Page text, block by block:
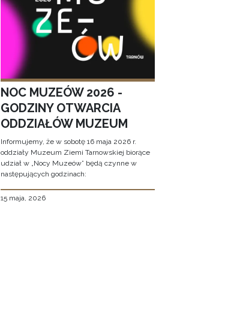
NOC MUZEÓW 2026 -
GODZINY OTWARCIA
ODDZIAŁÓW MUZEUM
Informujemy, że w sobotę 16 maja 2026 r.
oddziały Muzeum Ziemi Tarnowskiej biorące
udział w „Nocy Muzeów” będą czynne w
następujących godzinach:
15 maja, 2026